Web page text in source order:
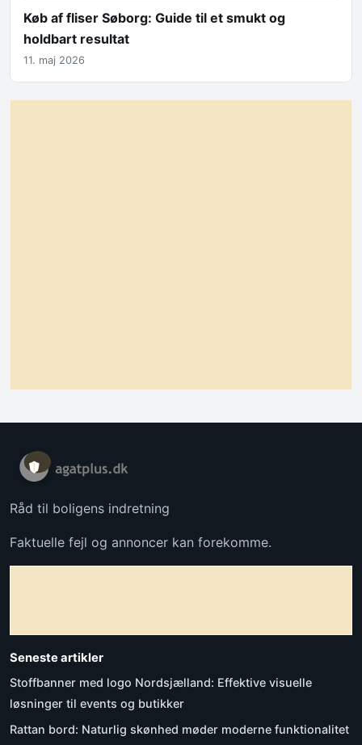
Køb af fliser Søborg: Guide til et smukt og
holdbart resultat
11. maj 2026
Råd til boligens indretning
Faktuelle fejl og annoncer kan forekomme.
Seneste artikler
Stoffbanner med logo Nordsjælland: Effektive visuelle
løsninger til events og butikker
Rattan bord: Naturlig skønhed møder moderne funktionalitet